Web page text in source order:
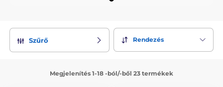
Szűrő Rendezés
Megjelenítés 1-18 -ból/-ből 23 termékek